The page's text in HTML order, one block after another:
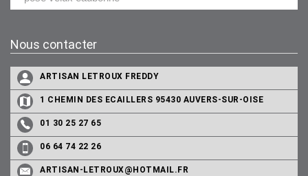
Nous contacter
ARTISAN LETROUX FREDDY
1 CHEMIN DES ECAILLERS 95430 AUVERS-SUR-OISE
01 30 25 27 65
06 64 74 22 26
ARTISAN-LETROUX@HOTMAIL.FR